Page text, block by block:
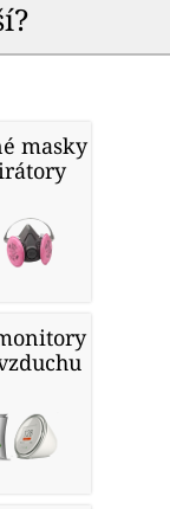
masky